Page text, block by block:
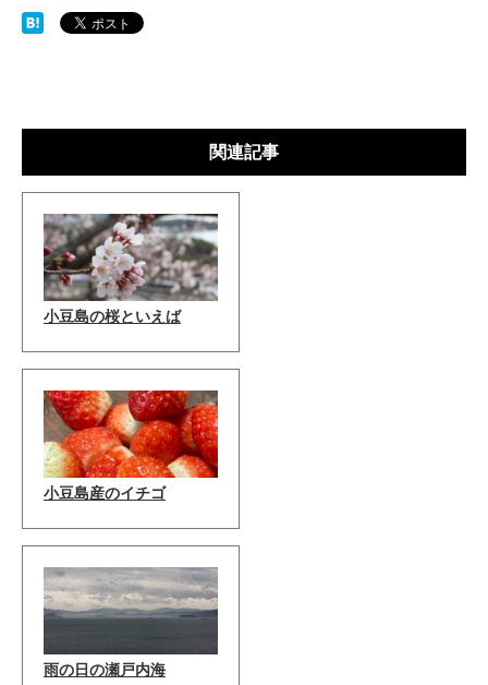
関連記事
小豆島の桜といえば
小豆島産のイチゴ
雨の日の瀬戸内海